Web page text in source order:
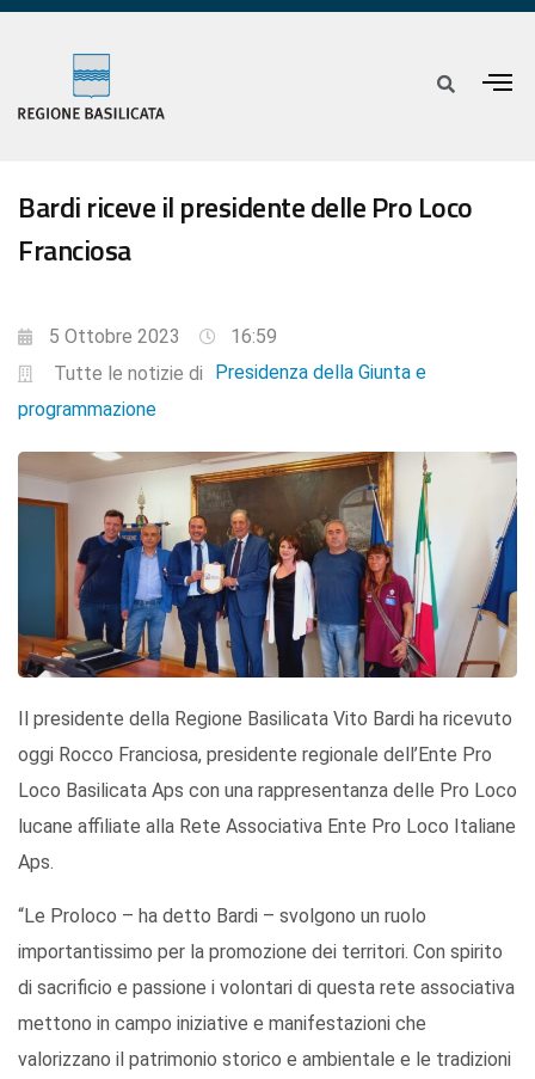
Bardi riceve il presidente delle Pro Loco
Franciosa
5 Ottobre 2023
16:59
Tutte le notizie di
Presidenza della Giunta e
programmazione
Il presidente della Regione Basilicata Vito Bardi ha ricevuto
oggi Rocco Franciosa, presidente regionale dell’Ente Pro
Loco Basilicata Aps con una rappresentanza delle Pro Loco
lucane affiliate alla Rete Associativa Ente Pro Loco Italiane
Aps.
“Le Proloco – ha detto Bardi – svolgono un ruolo
importantissimo per la promozione dei territori. Con spirito
di sacrificio e passione i volontari di questa rete associativa
mettono in campo iniziative e manifestazioni che
valorizzano il patrimonio storico e ambientale e le tradizioni